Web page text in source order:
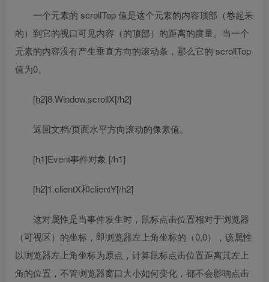
一个元素的 scrollTop 值是这个元素的内容顶部（卷起来
的）到它的视口可见内容（的顶部）的距离的度量。当一个
元素的内容没有产生垂直方向的滚动条，那么它的 scrollTop
值为0。
[h2]8.Window.scrollX[/h2]
返回文档/页面水平方向滚动的像素值。
[h1]Event事件对象 [/h1]
[h2]1.clientX和clientY[/h2]
这对属性是当事件发生时，鼠标点击位置相对于浏览器
（可视区）的坐标，即浏览器左上角坐标的（0,0），该属性
以浏览器左上角坐标为原点，计算鼠标点击位置距离其左上
角的位置，不管浏览器窗口大小如何变化，都不会影响点击